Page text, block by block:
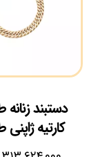
دستبند
کارتیه